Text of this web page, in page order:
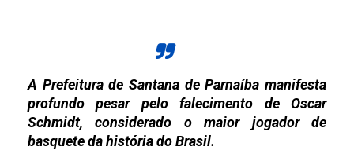
A Prefeitura de Santana de Parnaíba manifesta
profundo pesar pelo falecimento de Oscar
Schmidt, considerado o maior jogador de
basquete da história do Brasil.